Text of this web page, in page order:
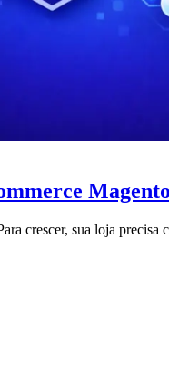
crescer, sua loja